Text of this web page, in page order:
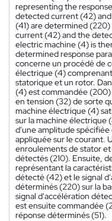
representing the
detected current (42)
(41) are determined
current (42) and the
electric machine (4) is
determined response
concerne un procédé de
électrique (4)
statorique et un rotor.
(4) est commandée
en tension (32) de sorte
machine électrique (4)
sur la machine électrique
d'une amplitude
appliquée sur le courant.
enroulements de stator
détectés (210). Ensuite,
représentant la
détecté (42) et le signal
déterminés (220) sur la
signal d'accélération
est ensuite commandée
réponse déterminés (51).